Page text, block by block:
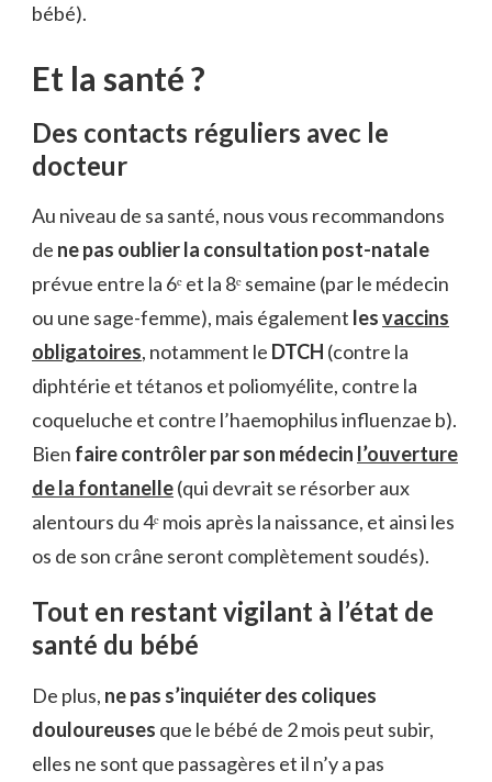
bébé).
Et la santé ?
Des contacts réguliers avec le
docteur
Au niveau de sa santé, nous vous recommandons
de ne pas oublier la consultation post-natale
prévue entre la 6ᵉ et la 8ᵉ semaine (par le médecin
ou une sage-femme), mais également lesvaccins
obligatoires, notamment le DTCH (contre la
diphtérie et tétanos et poliomyélite, contre la
coqueluche et contre l’haemophilus influenzae b).
Bien faire contrôler par son médecin l’ouverture
de la fontanelle(qui devrait se résorber aux
alentours du 4ᵉ mois après la naissance, et ainsi les
os de son crâne seront complètement soudés).
Tout en restant vigilant à l’état de
santé du bébé
De plus, ne pas s’inquiéter des coliques
douloureuses que le bébé de 2 mois peut subir,
elles ne sont que passagères et il n’y a pas